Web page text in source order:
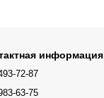
информация
72-87
63-75